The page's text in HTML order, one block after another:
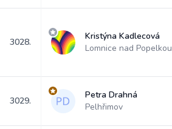
3028.
Kristýna Kadlecová
Lomnice nad Popelkou
3029.
Petra Drahná
Pelhřimov